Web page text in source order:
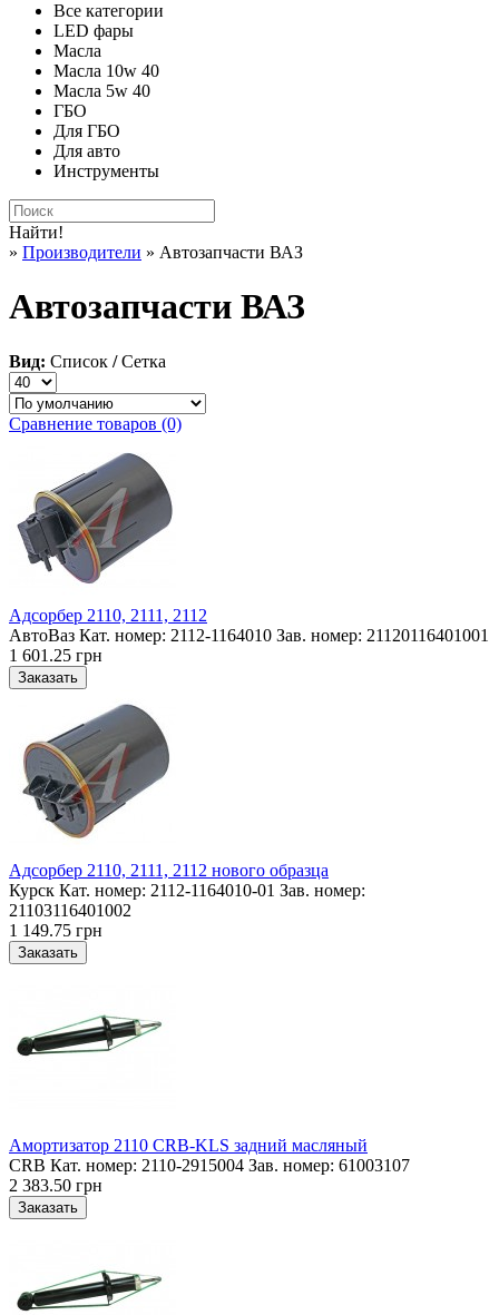
Все категории
LED фары
Масла
Масла 10w 40
Масла 5w 40
ГБО
Для ГБО
Для авто
Инструменты
Найти!
» Производители » Автозапчасти ВАЗ
Автозапчасти ВАЗ
Вид: Список / Сетка
Сравнение товаров (0)
Адсорбер 2110, 2111, 2112
АвтоВаз Кат. номер: 2112-1164010 Зав. номер: 21120116401001
1 601.25 грн
Адсорбер 2110, 2111, 2112 нового образца
Курск Кат. номер: 2112-1164010-01 Зав. номер:
21103116401002
1 149.75 грн
Амортизатор 2110 CRB-KLS задний масляный
CRB Кат. номер: 2110-2915004 Зав. номер: 61003107
2 383.50 грн